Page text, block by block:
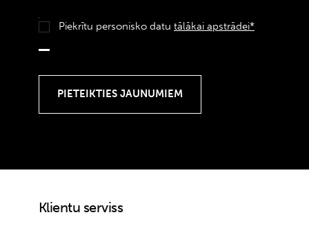
Piekrītu personisko datu tālākai apstrādei*
Klientu serviss